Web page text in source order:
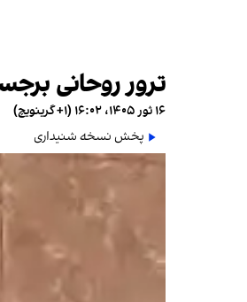
ترور روحانی
۱۶ ثور ۱۴۰۵، ۱۶:۰۲ (‎+۱ گرینویچ)
پخش نسخه شنیداری